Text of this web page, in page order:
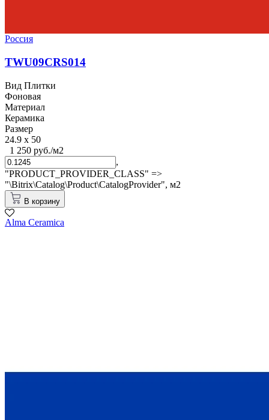
Россия
TWU09CRS014
Вид Плитки
Фоновая
Материал
Керамика
Размер
24.9 x 50
1 250 руб./м2
,
"PRODUCT_PROVIDER_CLASS" =>
"\Bitrix\Catalog\Product\CatalogProvider", м2
В корзину
Alma Ceramica